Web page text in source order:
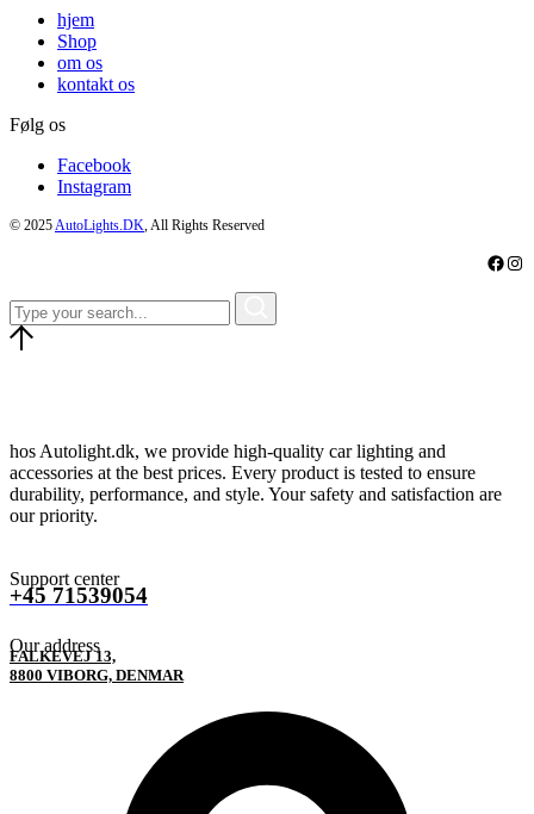
hjem
Shop
om os
kontakt os
Følg os
Facebook
Instagram
© 2025 AutoLights.DK , All Rights Reserved
hos Autolight.dk, we provide high-quality car lighting and
accessories at the best prices. Every product is tested to ensure
durability, performance, and style. Your safety and satisfaction are
our priority.
Support center
+45 71539054
Our address
FALKEVEJ 13,
8800 VIBORG, DENMAR